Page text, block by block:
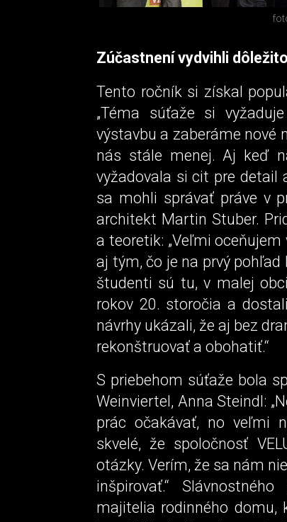
Zúčastnení vydvihli
Tento ročník si získal
„Téma súťaže si
výstavbu a zaberáme nové
nás stále menej. Aj keď
vyžadovala si cit pre detail
sa mohli správať práve v
architekt Martin Stuber.
a teoretik: „Veľmi
aj tým, čo je na prvý pohľad
študenti sú tu, v malej
rokov 20. storočia a
návrhy ukázali, že aj bez
rekonštruovať a obohatiť.“
S priebehom súťaže bola
Weinviertel, Anna Steindl:
prác očakávať, no veľmi
skvelé, že spoločnosť
otázky. Verím, že sa nám
inšpirovať.“
majitelia rodinného domu,